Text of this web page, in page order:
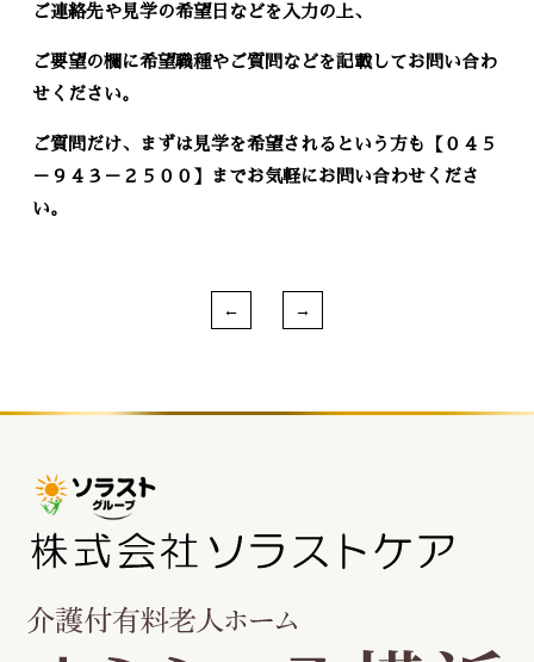
ご連絡先や見学の希望日などを入力の上、
ご要望の欄に希望職種やご質問などを記載してお問い合わ
せください。
ご質問だけ、まずは見学を希望されるという方も【０４５
－９４３－２５００】までお気軽にお問い合わせくださ
い。